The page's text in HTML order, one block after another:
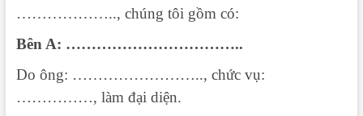
……………….., chúng tôi gồm có:
Bên A: ……………………………..
Do ông: …………………….., chức vụ:
……………, làm đại diện.